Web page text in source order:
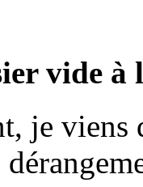
vide à
je